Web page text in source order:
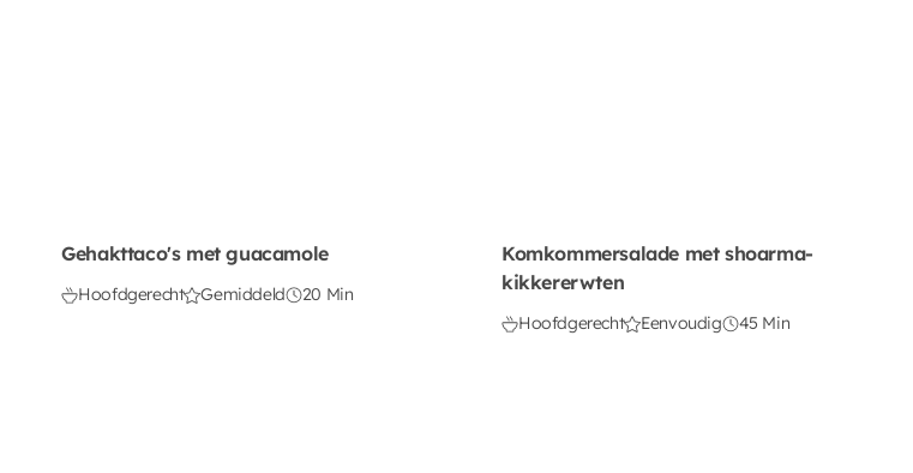
Gehakttaco's met guacamole
Hoofdgerecht Gemiddeld 20 Min
Komkommersalade met shoarma-
kikkererwten
Hoofdgerecht Eenvoudig 45 Min